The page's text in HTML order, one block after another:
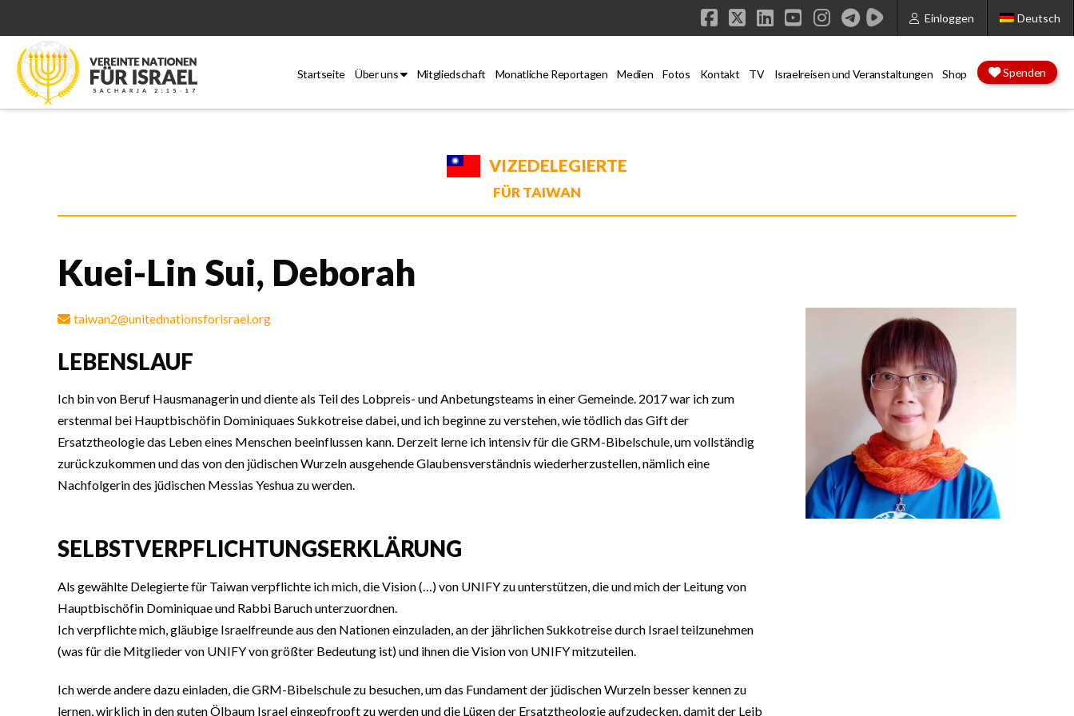
Einloggen Deutsch
Facebook
X LinkedIn
YouTube
Instagram
Startseite Über uns Mitgliedschaft Monatliche Reportagen Medien Fotos Kontakt TV Israelreisen und Veranstaltungen Shop Spenden
VIZEDELEGIERTE
FÜR TAIWAN
Kuei-Lin Sui, Deborah
taiwan2@unitednationsforisrael.org
LEBENSLAUF
Ich bin von Beruf Hausmanagerin und diente als Teil des Lobpreis- und Anbetungsteams in einer Gemeinde. 2017 war ich zum
erstenmal bei Hauptbischöfin Dominiquaes Sukkotreise dabei, und ich beginne zu verstehen, wie tödlich das Gift der
Ersatztheologie das Leben eines Menschen beeinflussen kann. Derzeit lerne ich intensiv für die GRM-Bibelschule, um vollständig
zurückzukommen und das von den jüdischen Wurzeln ausgehende Glaubensverständnis wiederherzustellen, nämlich eine
Nachfolgerin des jüdischen Messias Yeshua zu werden.
SELBSTVERPFLICHTUNGSERKLÄRUNG
Als gewählte Delegierte für Taiwan verpflichte ich mich, die Vision (…) von UNIFY zu unterstützen, die und mich der Leitung von
Hauptbischöfin Dominiquae und Rabbi Baruch unterzuordnen.
Ich verpflichte mich, gläubige Israelfreunde aus den Nationen einzuladen, an der jährlichen Sukkotreise durch Israel teilzunehmen
(was für die Mitglieder von UNIFY von größter Bedeutung ist) und ihnen die Vision von UNIFY mitzuteilen.
Ich werde andere dazu einladen, die GRM-Bibelschule zu besuchen, um das Fundament der jüdischen Wurzeln besser kennen zu
lernen, wirklich in den guten Ölbaum Israel eingepfropft zu werden und die Lügen der Ersatztheologie aufzudecken, damit der Leib